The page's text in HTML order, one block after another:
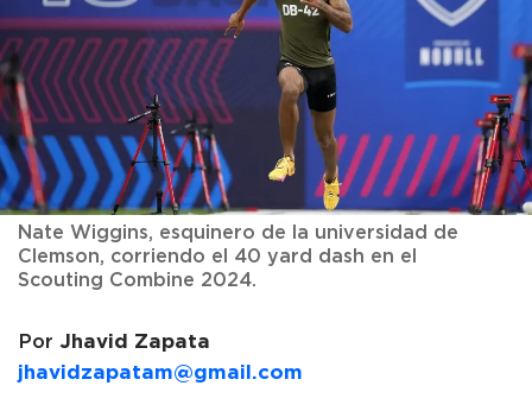
Nate Wiggins, esquinero de la universidad de
Clemson, corriendo el 40 yard dash en el
Scouting Combine 2024.
Por Jhavid Zapata
jhavidzapatam@gmail.com